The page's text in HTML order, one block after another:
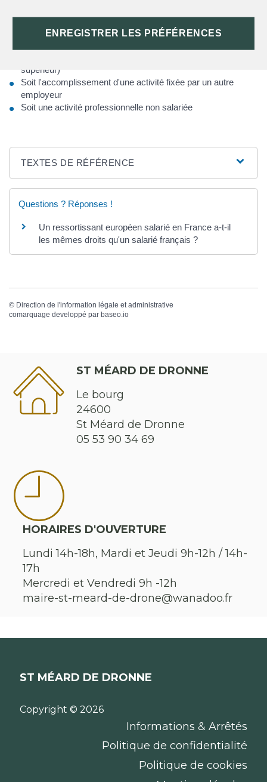
ENREGISTRER LES PRÉFÉRENCES
Soit des obligations familiales (garde d'enfant pour un parent
isolé, nécessité d'assister un membre de la famille
supérieur)
Soit l'accomplissement d'une activité fixée par un autre
employeur
Soit une activité professionnelle non salariée
TEXTES DE RÉFÉRENCE
Questions ? Réponses !
Un ressortissant européen salarié en France a-t-il
les mêmes droits qu'un salarié français ?
© Direction de l'information légale et administrative
comarquage developpé par baseo.io
ST MÉARD DE DRONNE
Le bourg
24600
St Méard de Dronne
05 53 90 34 69
HORAIRES D'OUVERTURE
Lundi 14h-18h, Mardi et Jeudi 9h-12h / 14h-
17h
Mercredi et Vendredi 9h -12h
maire-st-meard-de-drone@wanadoo.fr
ST MÉARD DE DRONNE
Copyright © 2026
Informations & Arrêtés
Politique de confidentialité
Politique de cookies